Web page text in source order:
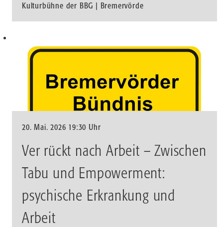
Kulturbühne der BBG | Bremervörde
20. Mai. 2026 19:30 Uhr
Ver rückt nach Arbeit – Zwischen
Tabu und Empowerment:
psychische Erkrankung und
Arbeit